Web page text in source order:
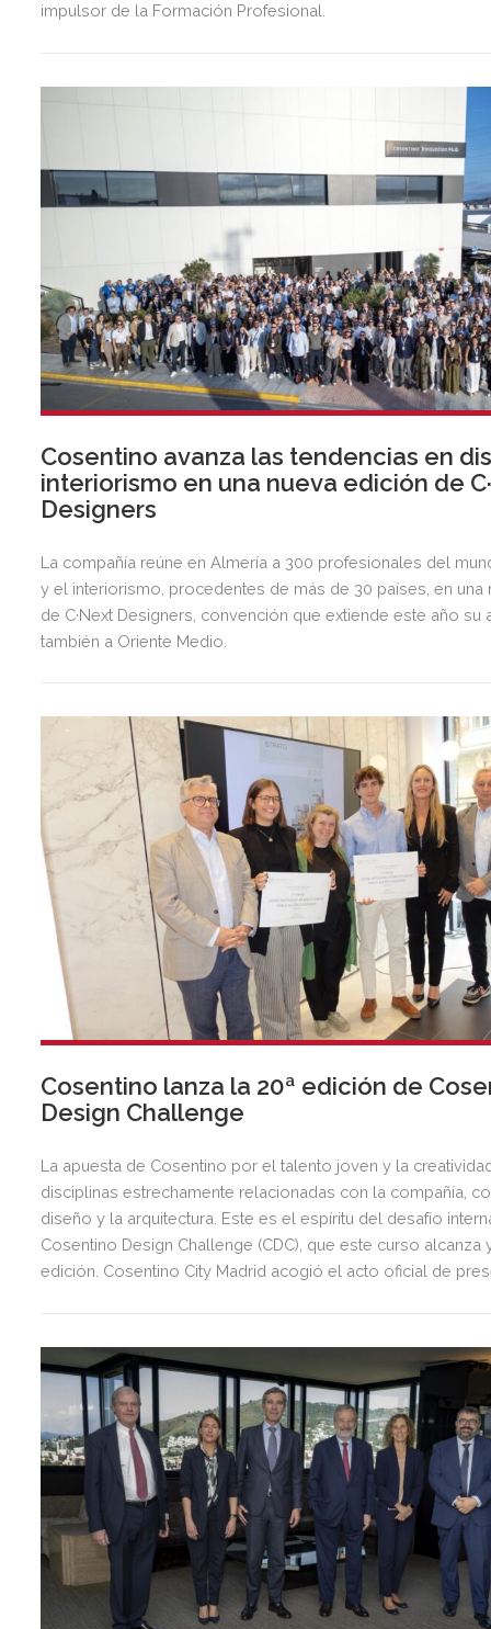
impulsor de la Formación Profesional.
Cosentino avanza las tendencias en
interiorismo en una nueva edición de
Designers
La compañía reúne en Almería a 300 profesionales del
y el interiorismo, procedentes de más de 30 países, en una
de C·Next Designers, convención que extiende este año su
también a Oriente Medio.
Cosentino lanza la 20ª edición de
Design Challenge
La apuesta de Cosentino por el talento joven y la
disciplinas estrechamente relacionadas con la compañía,
diseño y la arquitectura. Este es el espíritu del desafío
Cosentino Design Challenge (CDC), que este curso alcanza
edición. Cosentino City Madrid acogió el acto oficial de
diferentes escuelas de todo el mundo deberán investigar,
desarrollar sus proyectos inspiradores.